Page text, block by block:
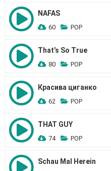
NAFAS
60 POP
That’s So True
80 POP
Красива циганко
62 POP
THAT GUY
74 POP
Schau Mal Herein